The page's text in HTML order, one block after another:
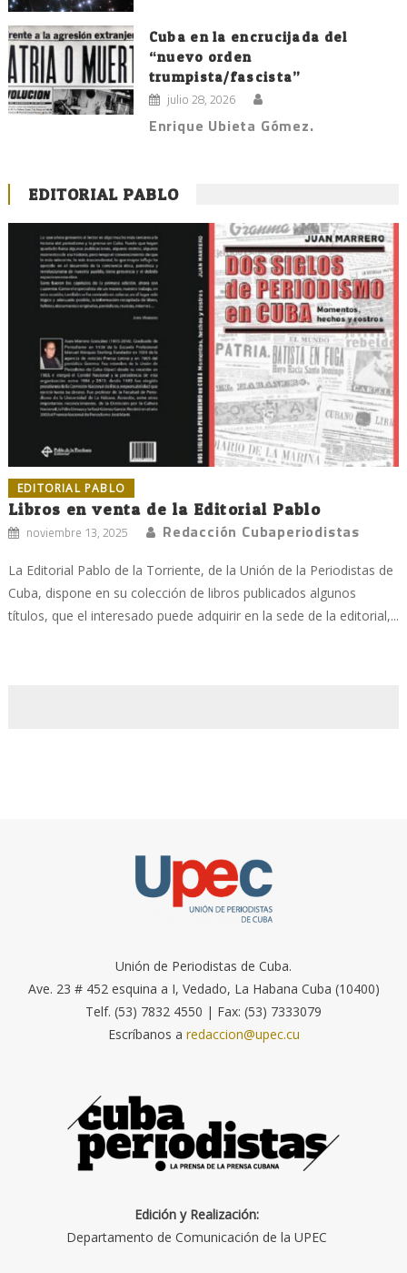
Cuba en la encrucijada del
“nuevo orden
trumpista/fascista”
julio 28, 2026
Enrique Ubieta Gómez.
EDITORIAL PABLO
EDITORIAL PABLO
Libros en venta de la Editorial Pablo
noviembre 13, 2025 Redacción Cubaperiodistas
La Editorial Pablo de la Torriente, de la Unión de la Periodistas de
Cuba, dispone en su colección de libros publicados algunos
títulos, que el interesado puede adquirir en la sede de la editorial,...
Unión de Periodistas de Cuba.
Ave. 23 # 452 esquina a I, Vedado, La Habana Cuba (10400)
Telf. (53) 7832 4550 | Fax: (53) 7333079
Escríbanos a redaccion@upec.cu
Edición y Realización:
Departamento de Comunicación de la UPEC